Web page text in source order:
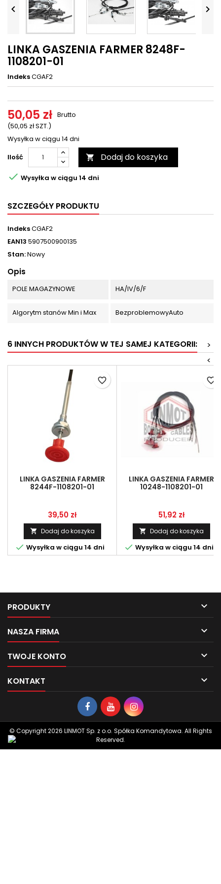
 
 
LINKA GASZENIA FARMER 8248F-
1108201-01
IndeksCGAF2
50,05 zł
(50,05 zł SZT.)
Brutto
Wysyłka w ciągu 14 dni
Ilość
 Dodaj do koszyka
 Wysyłka w ciągu 14 dni
SZCZEGÓŁY PRODUKTU
IndeksCGAF2
EAN13 5907500900135
Stan:Nowy
Opis
POLE MAGAZYNOWE HA/IV/6/F
Algorytm stanów Min i Max BezproblemowyAuto
6 INNYCH PRODUKTÓW W TEJ SAMEJ KATEGORII:
>
<
LINKA GASZENIA FARMER
8244F-1108201-01
Cena
39,50 zł
 Dodaj do koszyka
 Wysyłka w ciągu 14 dni
favorite_border
LINKA GASZENIA FARMER
10248-1108201-01
Cena
51,92 zł
 Dodaj do koszyka
 Wysyłka w ciągu 14 dni
favorite_border
PRODUKTY 
NASZA FIRMA 
TWOJE KONTO 
KONTAKT 
© Copyright 2026 LINMOT Sp. z o.o. Spółka Komandytowa. All Rights
Reserved.